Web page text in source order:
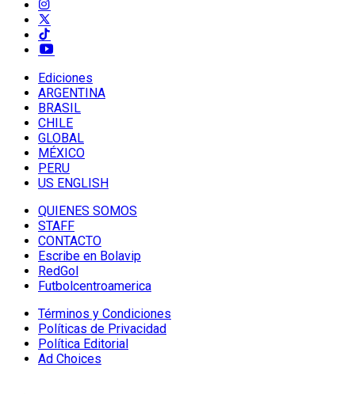
Ediciones
ARGENTINA
BRASIL
CHILE
GLOBAL
MÉXICO
PERU
US ENGLISH
QUIENES SOMOS
STAFF
CONTACTO
Escribe en Bolavip
RedGol
Futbolcentroamerica
Términos y Condiciones
Políticas de Privacidad
Política Editorial
Ad Choices